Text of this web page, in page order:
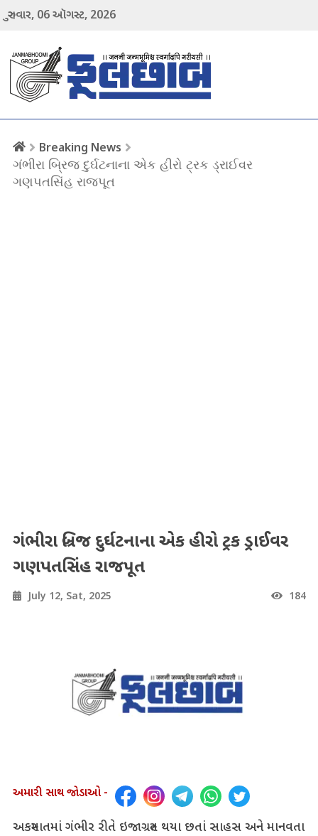
ગુરુવાર, 06ઑગસ્ટ, 2026
Breaking News
ગંભીરા બ્રિજ દુર્ઘટનાના એક હીરો ટ્રક ડ્રાઈવર
ગણપતસિંહ રાજપૂત
ગંભીરા બ્રિજ દુર્ઘટનાના એક હીરો ટ્રક ડ્રાઈવર
ગણપતસિંહ રાજપૂત
July 12, Sat, 2025 184
અમારી સાથ જોડાઓ -
અકસ્માતમાં ગંભીર રીતે ઇજાગ્રસ્ત થયા છતાં સાહસ અને માનવતા